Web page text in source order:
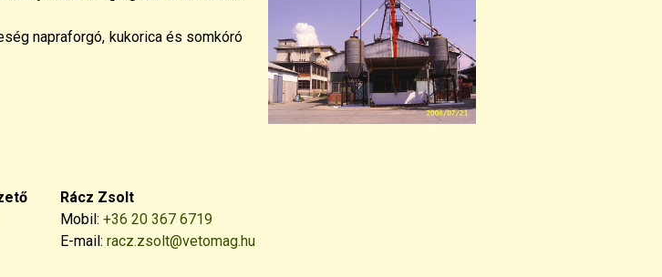
napraforgó, kukorica és somkóró
Rácz Zsolt
Mobil: +36 20 367 6719
E-mail: racz.zsolt@vetomag.hu